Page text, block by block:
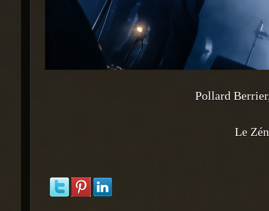
Pollard
Le